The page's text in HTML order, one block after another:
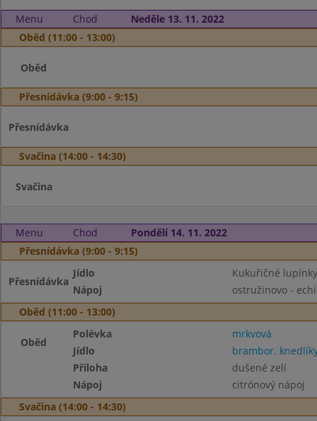
Menu Chod
Neděle 13. 11. 2022
Oběd (11:00 - 13:00)
Oběd
Přesnídávka (9:00 - 9:15)
Přesnídávka
Svačina (14:00 - 14:30)
Svačina
Menu Chod
Pondělí 14. 11. 2022
Přesnídávka (9:00 - 9:15)
Přesnídávka
Jídlo
Kukuřičné
Nápoj
ostružinovo -
Oběd (11:00 - 13:00)
Oběd
Polévka
mrkvová
Jídlo
brambor.
Příloha
dušené zelí
Nápoj
citrónový nápoj
Svačina (14:00 - 14:30)